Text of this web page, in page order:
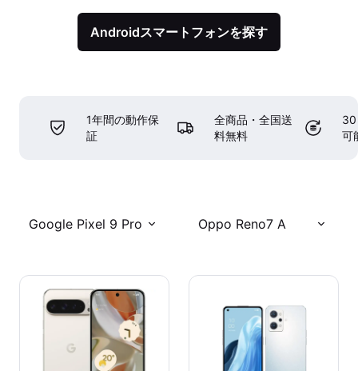
Androidスマートフォンを探す
1年間の動作保
証
全商品・全国送
料無料
30
可
Google Pixel 9 Pro Oppo Reno7 A